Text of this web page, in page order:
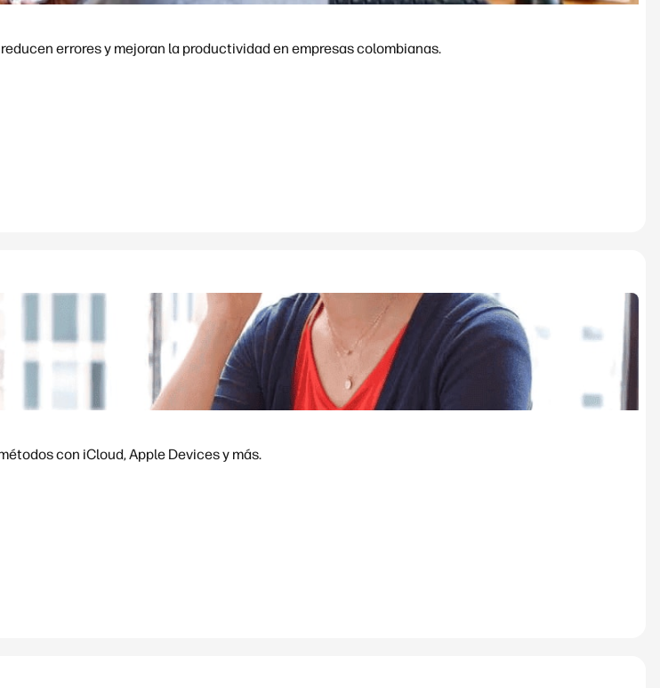
errores y mejoran la productividad en empresas colombianas.
con iCloud, Apple Devices y más.